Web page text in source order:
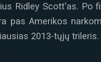
Ridley Scott‘as. Po
pas Amerikos
2013-tųjų trileris.